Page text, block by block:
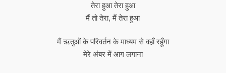
तेरा हुआ तेरा हुआ
मैं तो तेरा, मैं तेरा हुआ
मैं ऋतुओं के परिवर्तन के माध्यम से वहाँ रहूँगा
मेरे अंबर में आग लगाना